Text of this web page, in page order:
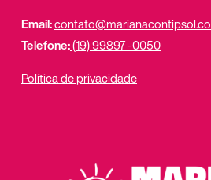
Email:
Telefone:(19) 99897 -0050
Política de privacidade